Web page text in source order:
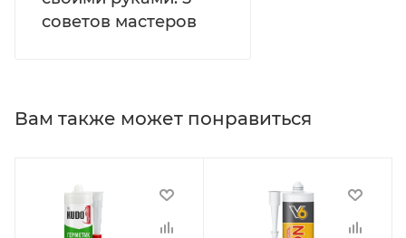
советов мастеров
Вам также может понравиться